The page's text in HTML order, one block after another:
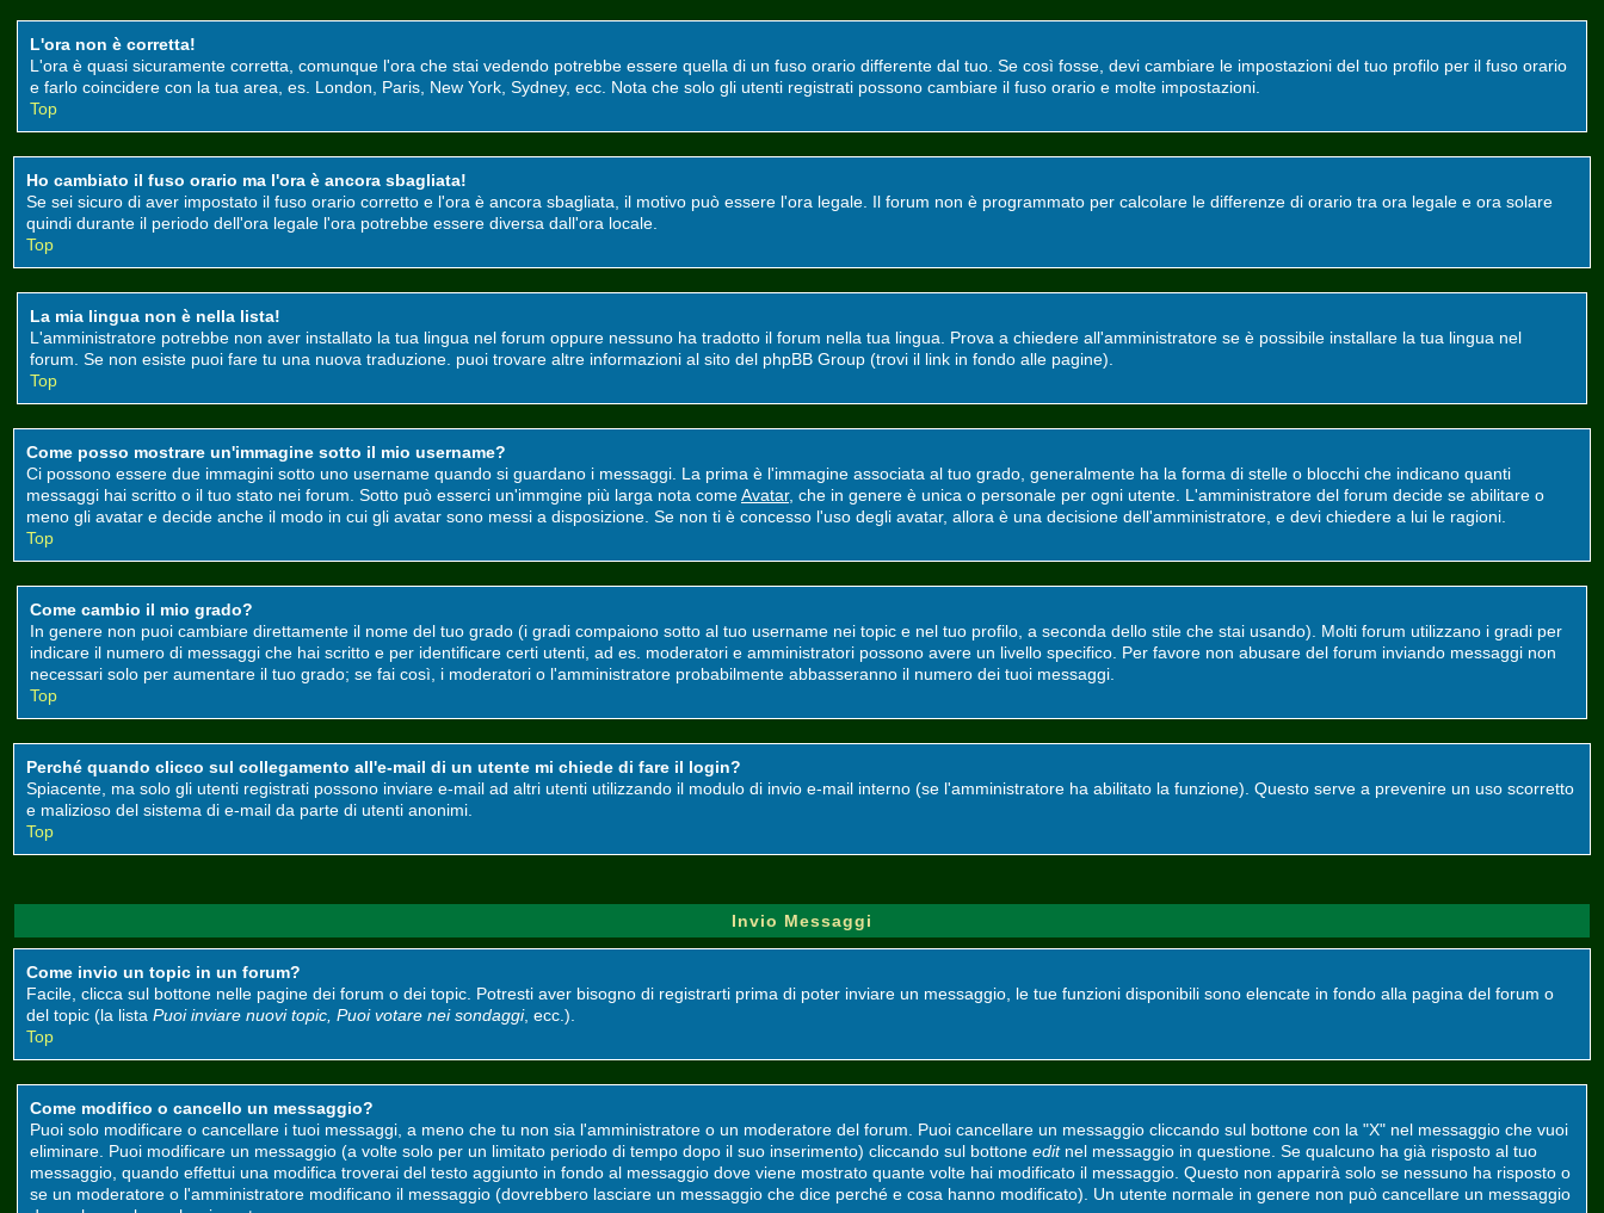
L'ora non è corretta!
L'ora è quasi sicuramente corretta, comunque l'ora che stai vedendo potrebbe essere quella di un fuso orario differente dal tuo. Se così fosse, devi cambiare le impostazioni del tuo profilo per il fuso orario
e farlo coincidere con la tua area, es. London, Paris, New York, Sydney, ecc. Nota che solo gli utenti registrati possono cambiare il fuso orario e molte impostazioni.
Top
Ho cambiato il fuso orario ma l'ora è ancora sbagliata!
Se sei sicuro di aver impostato il fuso orario corretto e l'ora è ancora sbagliata, il motivo può essere l'ora legale. Il forum non è programmato per calcolare le differenze di orario tra ora legale e ora solare
quindi durante il periodo dell'ora legale l'ora potrebbe essere diversa dall'ora locale.
Top
La mia lingua non è nella lista!
L'amministratore potrebbe non aver installato la tua lingua nel forum oppure nessuno ha tradotto il forum nella tua lingua. Prova a chiedere all'amministratore se è possibile installare la tua lingua nel
forum. Se non esiste puoi fare tu una nuova traduzione. puoi trovare altre informazioni al sito del phpBB Group (trovi il link in fondo alle pagine).
Top
Come posso mostrare un'immagine sotto il mio username?
Ci possono essere due immagini sotto uno username quando si guardano i messaggi. La prima è l'immagine associata al tuo grado, generalmente ha la forma di stelle o blocchi che indicano quanti
messaggi hai scritto o il tuo stato nei forum. Sotto può esserci un'immgine più larga nota comeAvatar, che in genere è unica o personale per ogni utente. L'amministratore del forum decide se abilitare o
meno gli avatar e decide anche il modo in cui gli avatar sono messi a disposizione. Se non ti è concesso l'uso degli avatar, allora è una decisione dell'amministratore, e devi chiedere a lui le ragioni.
Top
Come cambio il mio grado?
In genere non puoi cambiare direttamente il nome del tuo grado (i gradi compaiono sotto al tuo username nei topic e nel tuo profilo, a seconda dello stile che stai usando). Molti forum utilizzano i gradi per
indicare il numero di messaggi che hai scritto e per identificare certi utenti, ad es. moderatori e amministratori possono avere un livello specifico. Per favore non abusare del forum inviando messaggi non
necessari solo per aumentare il tuo grado; se fai così, i moderatori o l'amministratore probabilmente abbasseranno il numero dei tuoi messaggi.
Top
Perché quando clicco sul collegamento all'e-mail di un utente mi chiede di fare il login?
Spiacente, ma solo gli utenti registrati possono inviare e-mail ad altri utenti utilizzando il modulo di invio e-mail interno (se l'amministratore ha abilitato la funzione). Questo serve a prevenire un uso scorretto
e malizioso del sistema di e-mail da parte di utenti anonimi.
Top
Invio Messaggi
Come invio un topic in un forum?
Facile, clicca sul bottone nelle pagine dei forum o dei topic. Potresti aver bisogno di registrarti prima di poter inviare un messaggio, le tue funzioni disponibili sono elencate in fondo alla pagina del forum o
del topic (la lista Puoi inviare nuovi topic, Puoi votare nei sondaggi, ecc.).
Top
Come modifico o cancello un messaggio?
Puoi solo modificare o cancellare i tuoi messaggi, a meno che tu non sia l'amministratore o un moderatore del forum. Puoi cancellare un messaggio cliccando sul bottone con la "X" nel messaggio che vuoi
eliminare. Puoi modificare un messaggio (a volte solo per un limitato periodo di tempo dopo il suo inserimento) cliccando sul bottone editnel messaggio in questione. Se qualcuno ha già risposto al tuo
messaggio, quando effettui una modifica troverai del testo aggiunto in fondo al messaggio dove viene mostrato quante volte hai modificato il messaggio. Questo non apparirà solo se nessuno ha risposto o
se un moderatore o l'amministratore modificano il messaggio (dovrebbero lasciare un messaggio che dice perché e cosa hanno modificato). Un utente normale in genere non può cancellare un messaggio